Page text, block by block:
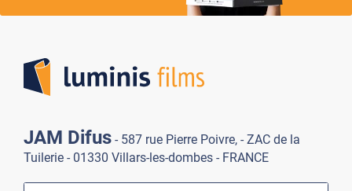
JAM Difus - 587 rue Pierre Poivre, - ZAC de la
Tuilerie - 01330 Villars-les-dombes - FRANCE